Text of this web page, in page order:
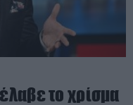
το χρίσμα